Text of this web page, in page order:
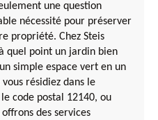
une question
nécessité pour préserver
propriété. Chez Steis
quel point un jardin bien
simple espace vert en un
résidiez dans le
code postal 12140, ou
des services